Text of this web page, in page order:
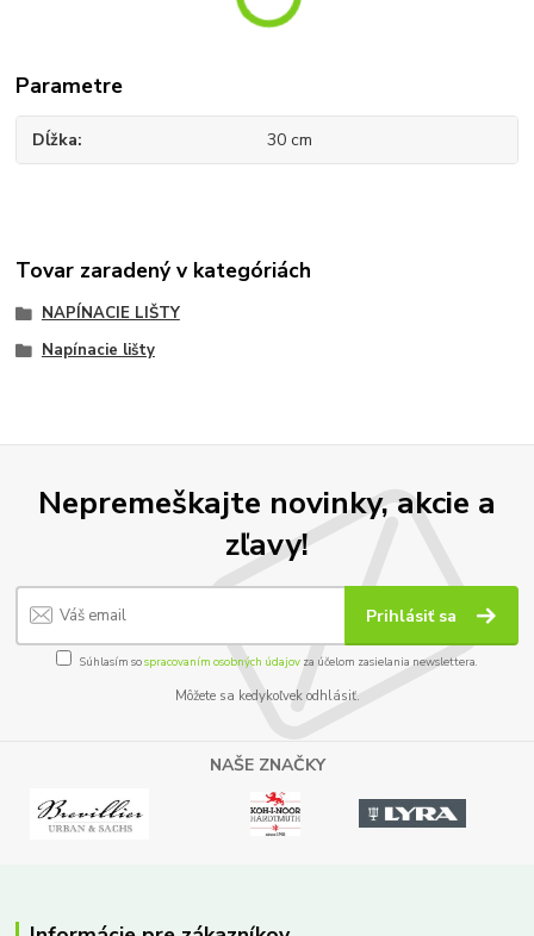
Parametre
Dĺžka 30 cm
Tovar zaradený v kategóriách
NAPÍNACIE LIŠTY
Napínacie lišty
Nepremeškajte novinky, akcie a
zľavy!
Prihlásiť sa
Súhlasím sospracovaním osobných údajov za účelom zasielania newslettera.
Môžete sa kedykoľvek odhlásiť.
NAŠE ZNAČKY